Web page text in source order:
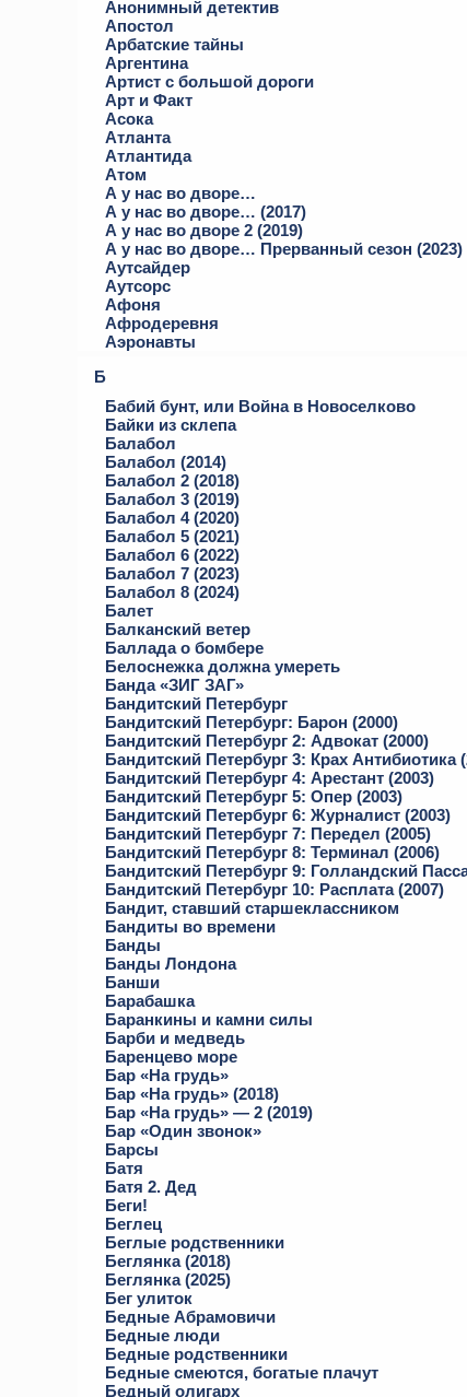
Анонимный детектив
Апостол
Арбатские тайны
Аргентина
Артист с большой дороги
Арт и Факт
Асока
Атланта
Атлантида
Атом
А у нас во дворе…
А у нас во дворе… (2017)
А у нас во дворе 2 (2019)
А у нас во дворе… Прерванный сезон (2023)
Аутсайдер
Аутсорс
Афоня
Афродеревня
Аэронавты
Б
Бабий бунт, или Война в Новоселково
Байки из склепа
Балабол
Балабол (2014)
Балабол 2 (2018)
Балабол 3 (2019)
Балабол 4 (2020)
Балабол 5 (2021)
Балабол 6 (2022)
Балабол 7 (2023)
Балабол 8 (2024)
Балет
Балканский ветер
Баллада о бомбере
Белоснежка должна умереть
Банда «ЗИГ ЗАГ»
Бандитский Петербург
Бандитский Петербург: Барон (2000)
Бандитский Петербург 2: Адвокат (2000)
Бандитский Петербург 3: Крах Антибиотика
Бандитский Петербург 4: Арестант (2003)
Бандитский Петербург 5: Опер (2003)
Бандитский Петербург 6: Журналист (2003)
Бандитский Петербург 7: Передел (2005)
Бандитский Петербург 8: Терминал (2006)
Бандитский Петербург 9: Голландский
Бандитский Петербург 10: Расплата (2007)
Бандит, ставший старшеклассником
Бандиты во времени
Банды
Банды Лондона
Банши
Барабашка
Баранкины и камни силы
Барби и медведь
Баренцево море
Бар «На грудь»
Бар «На грудь» (2018)
Бар «На грудь» — 2 (2019)
Бар «Один звонок»
Барсы
Батя
Батя 2. Дед
Беги!
Беглец
Беглые родственники
Беглянка (2018)
Беглянка (2025)
Бег улиток
Бедные Абрамовичи
Бедные люди
Бедные родственники
Бедные смеются, богатые плачут
Бедный олигарх